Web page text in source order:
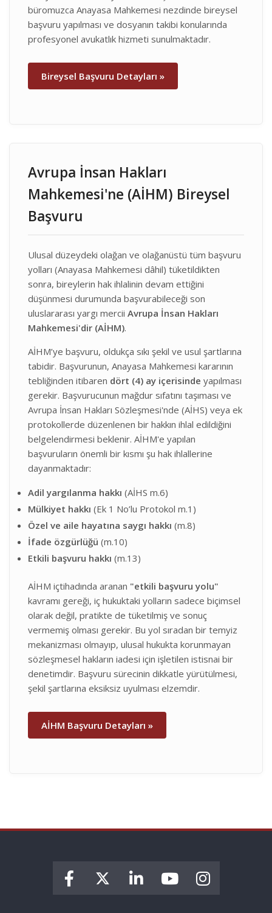
büromuzca Anayasa Mahkemesi nezdinde bireysel
başvuru yapılması ve dosyanın takibi konularında
profesyonel avukatlık hizmeti sunulmaktadır.
Bireysel Başvuru Detayları »
Avrupa İnsan Hakları
Mahkemesi'ne (AİHM) Bireysel
Başvuru
Ulusal düzeydeki olağan ve olağanüstü tüm başvuru
yolları (Anayasa Mahkemesi dâhil) tüketildikten
sonra, bireylerin hak ihlalinin devam ettiğini
düşünmesi durumunda başvurabileceği son
uluslararası yargı mercii Avrupa İnsan Hakları
Mahkemesi'dir (AİHM).
AİHM’ye başvuru, oldukça sıkı şekil ve usul şartlarına
tabidir. Başvurunun, Anayasa Mahkemesi kararının
tebliğinden itibaren dört (4) ay içerisinde yapılması
gerekir. Başvurucunun mağdur sıfatını taşıması ve
Avrupa İnsan Hakları Sözleşmesi'nde (AİHS) veya ek
protokollerde düzenlenen bir hakkın ihlal edildiğini
belgelendirmesi beklenir. AİHM'e yapılan
başvuruların önemli bir kısmı şu hak ihlallerine
dayanmaktadır:
Adil yargılanma hakkı (AİHS m.6)
Mülkiyet hakkı (Ek 1 No’lu Protokol m.1)
Özel ve aile hayatına saygı hakkı (m.8)
İfade özgürlüğü (m.10)
Etkili başvuru hakkı (m.13)
AİHM içtihadında aranan "etkili başvuru yolu"
kavramı gereği, iç hukuktaki yolların sadece biçimsel
olarak değil, pratikte de tüketilmiş ve sonuç
vermemiş olması gerekir. Bu yol sıradan bir temyiz
mekanizması olmayıp, ulusal hukukta korunmayan
sözleşmesel hakların iadesi için işletilen istisnai bir
denetimdir. Başvuru sürecinin dikkatle yürütülmesi,
şekil şartlarına eksiksiz uyulması elzemdir.
AİHM Başvuru Detayları »